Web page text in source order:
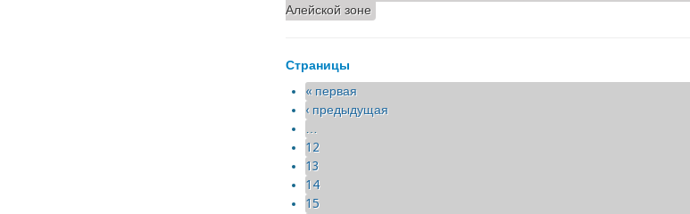
Алейской зоне
Страницы
« первая
‹ предыдущая
…
12
13
14
15